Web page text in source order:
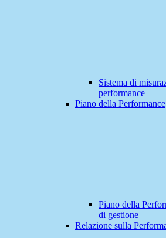
Sistema di
performance
Piano della Performance
Piano della
di gestione
Relazione sulla